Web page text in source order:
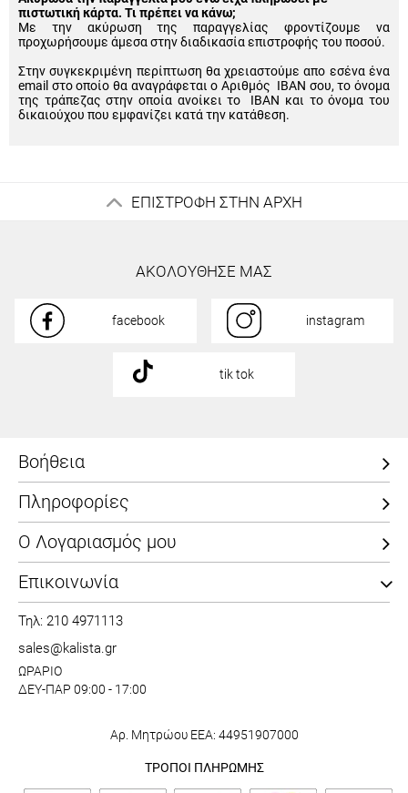
πιστωτική κάρτα. Τι πρέπει να κάνω;
Με την ακύρωση της παραγγελίας φροντίζουμε να
προχωρήσουμε άμεσα στην διαδικασία επιστροφής του ποσού.
Στην συγκεκριμένη περίπτωση θα χρειαστούμε απο εσένα ένα
email στο οποίο θα αναγράφεται ο Αριθμός IBAN σου, το όνομα
της τράπεζας στην οποία ανοίκει το IBAN και το όνομα του
δικαιούχου που εμφανίζει κατά την κατάθεση.
ΕΠΙΣΤΡΟΦΗ ΣΤΗΝ ΑΡΧΗ
ΑΚΟΛΟΥΘΗΣΕ ΜΑΣ
facebook instagram
tik tok
Βοήθεια
Πληροφορίες
Ο Λογαριασμός μου
Επικοινωνία
Τηλ: 210 4971113
sales@kalista.gr
ΩΡΑΡΙΟ
ΔΕΥ-ΠΑΡ 09:00 - 17:00
Αρ. Μητρώου ΕΕΑ: 44951907000
ΤΡΟΠΟΙ ΠΛΗΡΩΜΗΣ